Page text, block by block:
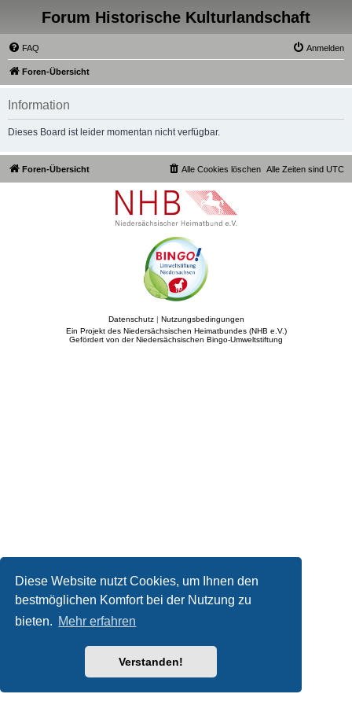
Diese Website nutzt Cookies, um Ihnen den
bestmöglichen Komfort bei der Nutzung zu
bieten. Mehr erfahren
Verstanden!
Forum Historische Kulturlandschaft
FAQ Anmelden
Foren-Übersicht
Information
Dieses Board ist leider momentan nicht verfügbar.
Foren-Übersicht Alle Zeiten sind UTC
Alle Cookies löschen
Datenschutz| Nutzungsbedingungen
Ein Projekt des Niedersächsischen Heimatbundes (NHB e.V.)
Gefördert von der Niedersächsischen Bingo-Umweltstiftung